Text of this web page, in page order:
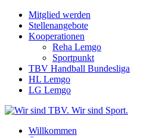
Mitglied werden
Stellenangebote
Kooperationen
Reha Lemgo
Sportpunkt
TBV Handball Bundesliga
HL Lemgo
LG Lemgo
Willkommen